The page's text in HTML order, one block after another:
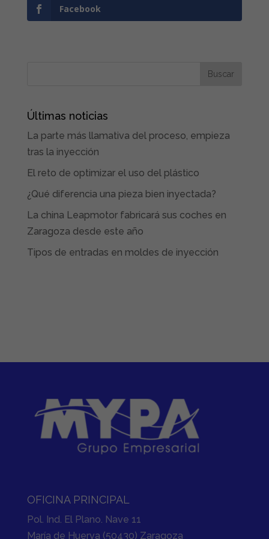
Facebook
Últimas noticias
La parte más llamativa del proceso, empieza
tras la inyección
El reto de optimizar el uso del plástico
¿Qué diferencia una pieza bien inyectada?
La china Leapmotor fabricará sus coches en
Zaragoza desde este año
Tipos de entradas en moldes de inyección
OFICINA PRINCIPAL
Pol. Ind. El Plano. Nave 11
María de Huerva (50430) Zaragoza